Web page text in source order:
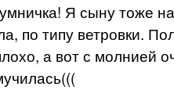
Я сыну тоже на
по типу ветровки.
а вот с молнией